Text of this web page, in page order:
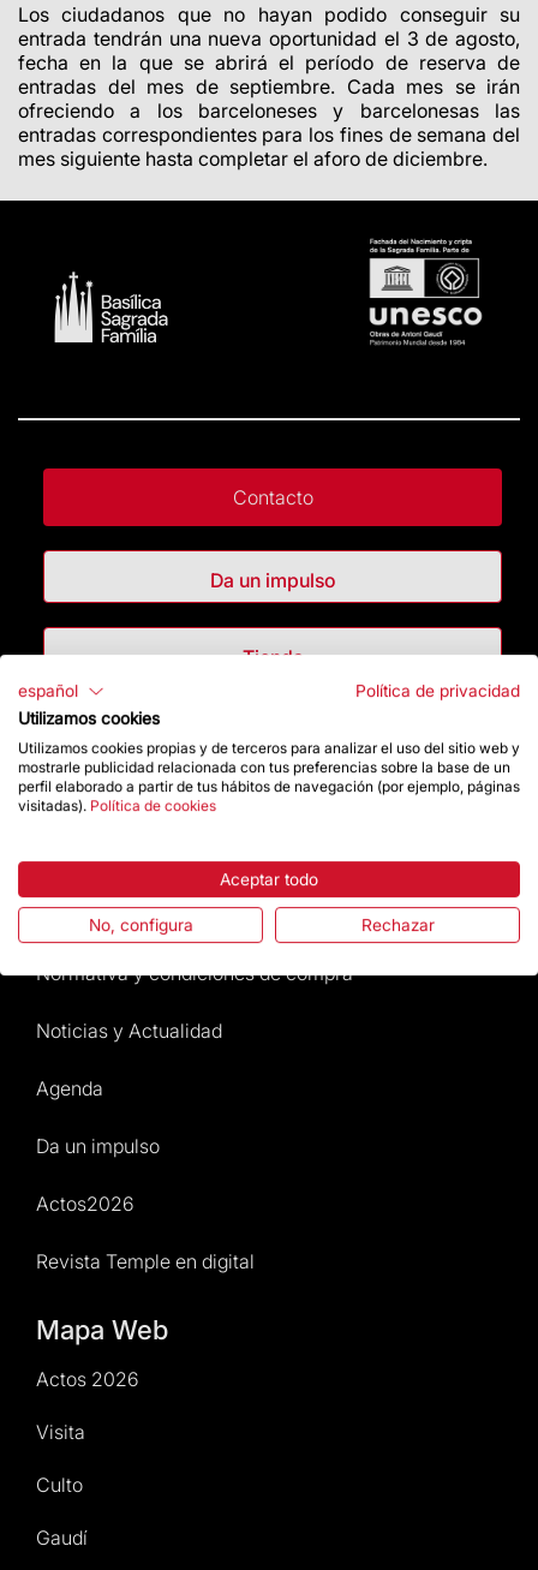
Los ciudadanos que no hayan podido conseguir su
entrada tendrán una nueva oportunidad el 3 de agosto,
fecha en la que se abrirá el período de reserva de
entradas del mes de septiembre. Cada mes se irán
ofreciendo a los barceloneses y barcelonesas las
entradas correspondientes para los fines de semana del
mes siguiente hasta completar el aforo de diciembre.
Contacto
Da un impulso
Tienda
Destacados
La Fundación
Preguntas frecuentes
Atención al Visitante
Normativa y condiciones de compra
Noticias y Actualidad
Agenda
Da un impulso
Actos2026
Revista Temple en digital
Mapa Web
Actos 2026
Visita
Culto
Gaudí
español
Política de privacidad
Utilizamos cookies
Utilizamos cookies propias y de terceros para analizar el uso del sitio web y
mostrarle publicidad relacionada con tus preferencias sobre la base de un
perfil elaborado a partir de tus hábitos de navegación (por ejemplo, páginas
visitadas). Política de cookies
Aceptar todo
No, configura Rechazar